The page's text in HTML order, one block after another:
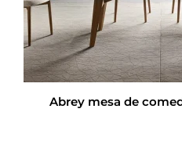
Abrey mesa de